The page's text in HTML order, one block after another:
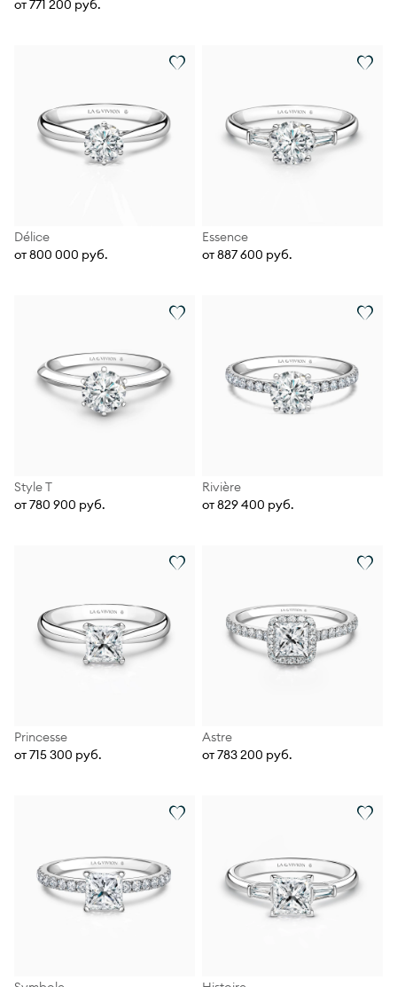
от 771 200 руб.
Délice
от 800 000 руб.
Essence
от 887 600 руб.
Style T
от 780 900 руб.
Rivière
от 829 400 руб.
Princesse
от 715 300 руб.
Astre
от 783 200 руб.